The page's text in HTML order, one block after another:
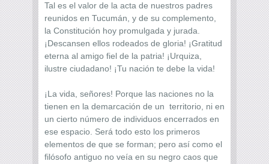
Tal es el valor de la acta de nuestros padres
reunidos en Tucumán, y de su complemento,
la Constitución hoy promulgada y jurada.
¡Descansen ellos rodeados de gloria! ¡Gratitud
eterna al amigo fiel de la patria! ¡Urquiza,
ilustre ciudadano! ¡Tu nación te debe la vida!
¡La vida, señores! Porque las naciones no la
tienen en la demarcación de un territorio, ni en
un cierto número de individuos encerrados en
ese espacio. Será todo esto los primeros
elementos de que se forman; pero así como el
filósofo antiguo no veía en su negro caos que